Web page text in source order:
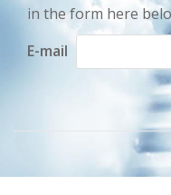
in the form here
E-mail